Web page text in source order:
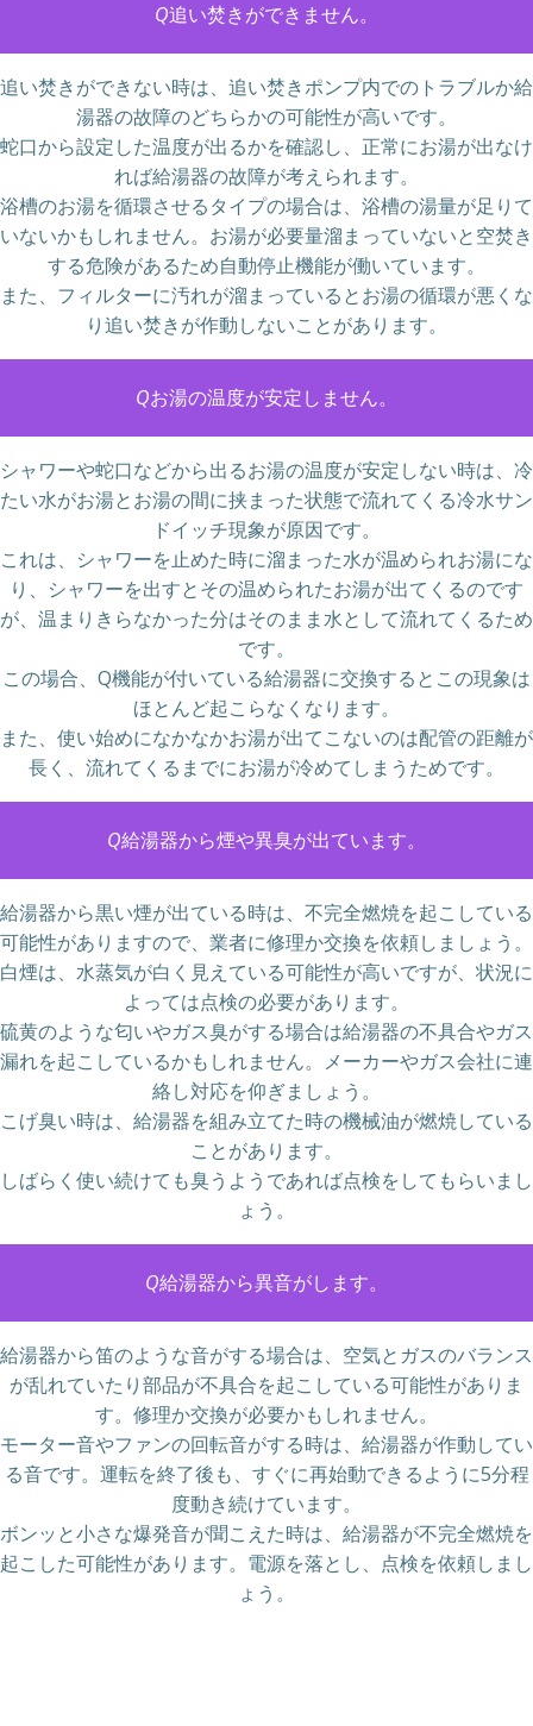
Q追い焚きができません。
追い焚きができない時は、追い焚きポンプ内でのトラブルか給
湯器の故障のどちらかの可能性が高いです。
蛇口から設定した温度が出るかを確認し、正常にお湯が出なけ
れば給湯器の故障が考えられます。
浴槽のお湯を循環させるタイプの場合は、浴槽の湯量が足りて
いないかもしれません。お湯が必要量溜まっていないと空焚き
する危険があるため自動停止機能が働いています。
また、フィルターに汚れが溜まっているとお湯の循環が悪くな
り追い焚きが作動しないことがあります。
Qお湯の温度が安定しません。
シャワーや蛇口などから出るお湯の温度が安定しない時は、冷
たい水がお湯とお湯の間に挟まった状態で流れてくる冷水サン
ドイッチ現象が原因です。
これは、シャワーを止めた時に溜まった水が温められお湯にな
り、シャワーを出すとその温められたお湯が出てくるのです
が、温まりきらなかった分はそのまま水として流れてくるため
です。
この場合、Q機能が付いている給湯器に交換するとこの現象は
ほとんど起こらなくなります。
また、使い始めになかなかお湯が出てこないのは配管の距離が
長く、流れてくるまでにお湯が冷めてしまうためです。
Q給湯器から煙や異臭が出ています。
給湯器から黒い煙が出ている時は、不完全燃焼を起こしている
可能性がありますので、業者に修理か交換を依頼しましょう。
白煙は、水蒸気が白く見えている可能性が高いですが、状況に
よっては点検の必要があります。
硫黄のような匂いやガス臭がする場合は給湯器の不具合やガス
漏れを起こしているかもしれません。メーカーやガス会社に連
絡し対応を仰ぎましょう。
こげ臭い時は、給湯器を組み立てた時の機械油が燃焼している
ことがあります。
しばらく使い続けても臭うようであれば点検をしてもらいまし
ょう。
Q給湯器から異音がします。
給湯器から笛のような音がする場合は、空気とガスのバランス
が乱れていたり部品が不具合を起こしている可能性がありま
す。修理か交換が必要かもしれません。
モーター音やファンの回転音がする時は、給湯器が作動してい
る音です。運転を終了後も、すぐに再始動できるように5分程
度動き続けています。
ボンッと小さな爆発音が聞こえた時は、給湯器が不完全燃焼を
起こした可能性があります。電源を落とし、点検を依頼しまし
ょう。